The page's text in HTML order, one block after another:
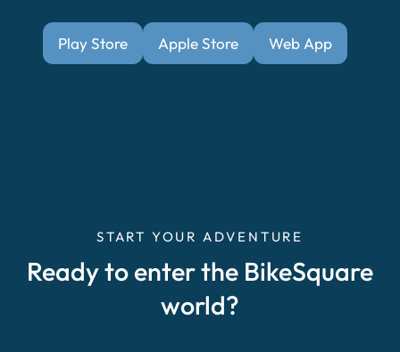
Play Store Apple Store Web App
START YOUR ADVENTURE
Ready to enter the BikeSquare
world?